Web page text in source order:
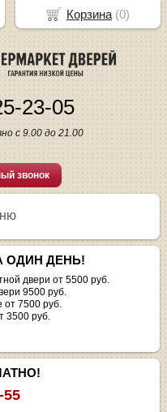
23-05
с 9.00 до 21.00
звонок
ОДИН ДЕНЬ!
двери от 5500 руб.
9500 руб.
от 7500 руб.
3500 руб.
55
Корзина(0)